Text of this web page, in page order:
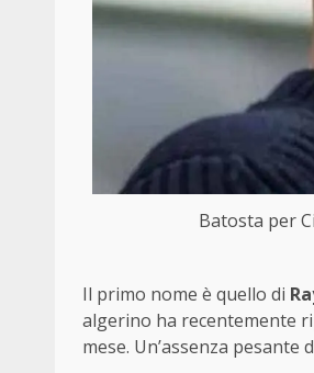
Batosta per
Il primo nome è quello di
algerino ha recentemente
mese. Un’assenza